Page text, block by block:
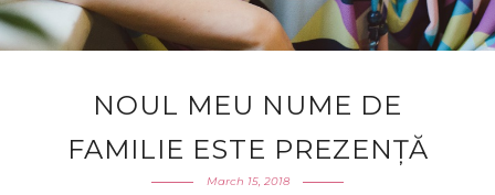
NOUL MEU NUME DE
FAMILIE ESTE PREZENȚĂ
March 15, 2018